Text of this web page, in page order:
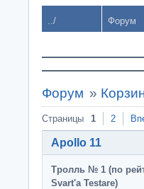
../ Форум
Форум »
Страницы 1 2
Apollo 11
Тролль № 1 (по
Svart'а Testare)